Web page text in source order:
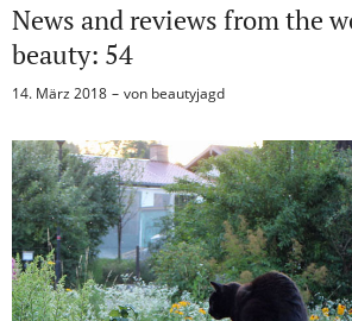
News and reviews from the
beauty: 54
14. März 2018 von beautyjagd